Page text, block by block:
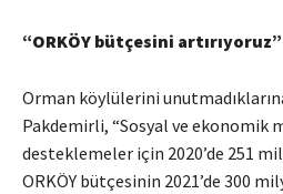
“ORKÖY bütçesini artırıyoruz”
Orman köylülerini
Pakdemirli, “Sosyal ve ekonomik
desteklemeler için 2020’de 251
ORKÖY bütçesinin 2021’de 300